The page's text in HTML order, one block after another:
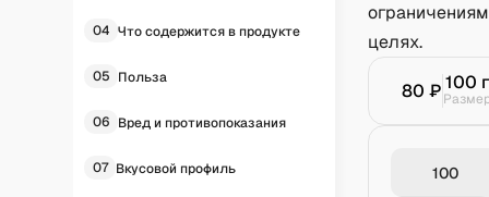
04 Что содержится в продукте
05 Польза
06 Вред и противопоказания
07 Вкусовой профиль
целях.
80 ₽100 г